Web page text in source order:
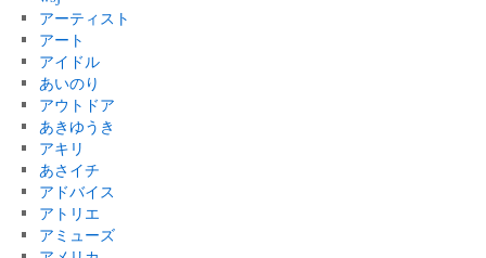
アーティスト
アート
アイドル
あいのり
アウトドア
あきゆうき
アキリ
あさイチ
アドバイス
アトリエ
アミューズ